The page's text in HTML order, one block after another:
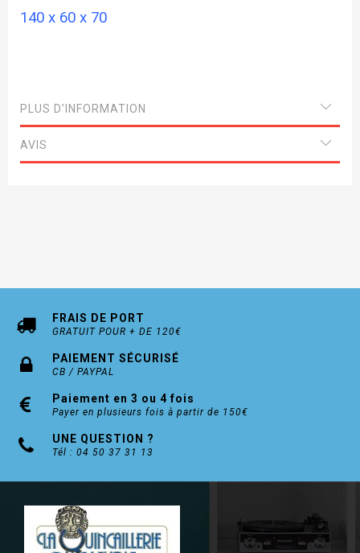
140 x 60 x 70
PLUS D’INFORMATION
AVIS
FRAIS DE PORT
GRATUIT POUR + DE 120€
PAIEMENT SÉCURISÉ
CB / PAYPAL
Paiement en 3 ou 4 fois
Payer en plusieurs fois à partir de 150€
UNE QUESTION ?
Tél : 04 50 37 31 13